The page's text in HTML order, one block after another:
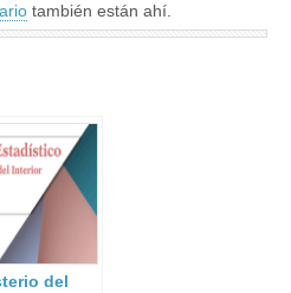
también están ahí.
del